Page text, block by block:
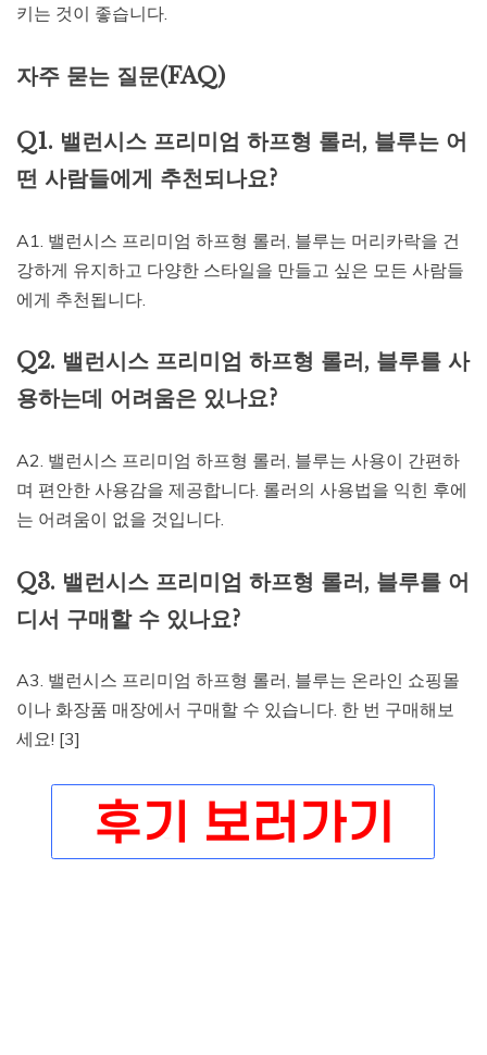
키는 것이 좋습니다.
자주 묻는 질문(FAQ)
Q1. 밸런시스 프리미엄 하프형 롤러, 블루는 어
떤 사람들에게 추천되나요?
A1. 밸런시스 프리미엄 하프형 롤러, 블루는 머리카락을 건
강하게 유지하고 다양한 스타일을 만들고 싶은 모든 사람들
에게 추천됩니다.
Q2. 밸런시스 프리미엄 하프형 롤러, 블루를 사
용하는데 어려움은 있나요?
A2. 밸런시스 프리미엄 하프형 롤러, 블루는 사용이 간편하
며 편안한 사용감을 제공합니다. 롤러의 사용법을 익힌 후에
는 어려움이 없을 것입니다.
Q3. 밸런시스 프리미엄 하프형 롤러, 블루를 어
디서 구매할 수 있나요?
A3. 밸런시스 프리미엄 하프형 롤러, 블루는 온라인 쇼핑몰
이나 화장품 매장에서 구매할 수 있습니다. 한 번 구매해보
세요! [3]